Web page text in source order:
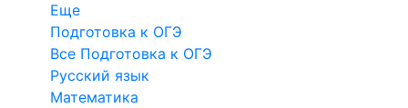
Еще
Подготовка к ОГЭ
Все Подготовка к ОГЭ
Русский язык
Математика